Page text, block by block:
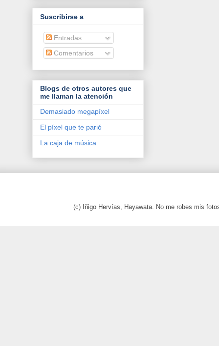
Suscribirse a
Entradas
Comentarios
Blogs de otros autores que
me llaman la atención
Demasiado megapíxel
El píxel que te parió
La caja de música
(c) Iñigo Hervías, Hayawata. No me robes mis